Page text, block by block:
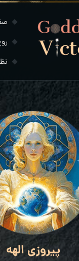
پیروزی الهه